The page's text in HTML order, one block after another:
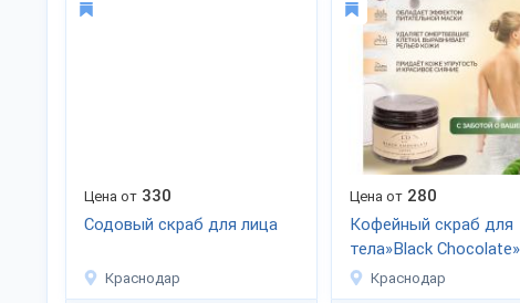
Цена от 330
Содовый скраб для лица
Краснодар
Цена от 280
Кофейный скраб для
тела»Black Chocolate»
Краснодар